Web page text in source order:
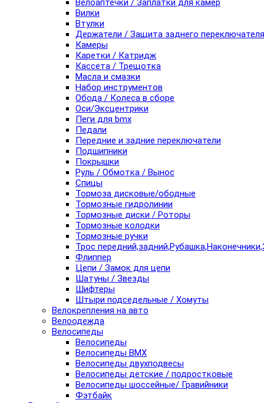
Велоаптечки / Заплатки для камер
Вилки
Втулки
Держатели / Защита заднего переключателя
Камеры
Каретки / Катридж
Кассета / Трещотка
Масла и смазки
Набор инструментов
Обода / Колеса в сборе
Оси/Эксцентрики
Пеги для bmx
Педали
Передние и задние переключатели
Подшипники
Покрышки
Руль / Обмотка / Вынос
Спицы
Тормоза дисковые/ободные
Тормозные гидролинии
Тормозные диски / Роторы
Тормозные колодки
Тормозные ручки
Трос
Флиппер
Цепи / Замок для цепи
Шатуны / Звезды
Шифтеры
Штыри подседельные / Хомуты
Велокрепления на авто
Велоодежда
Велосипеды
Велосипеды
Велосипеды BMX
Велосипеды двухподвесы
Велосипеды детские / подростковые
Велосипеды шоссейные/ Гравийники
Фэтбайк